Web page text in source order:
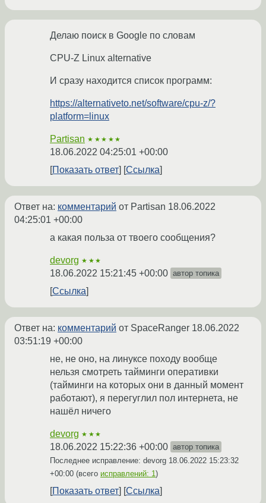
Делаю поиск в Google по словам
CPU-Z Linux alternative
И сразу находится список программ:
https://alternativeto.net/software/cpu-z/?
platform=linux
Partisan ★★★★★
18.06.2022 04:25:01 +00:00
Показать ответ
Ссылка
Ответ на: комментарий от Partisan 18.06.2022
04:25:01 +00:00
а какая польза от твоего сообщения?
devorg ★★★
18.06.2022 15:21:45 +00:00 автор топика
Ссылка
Ответ на: комментарий от SpaceRanger 18.06.2022
03:51:19 +00:00
не, не оно, на линуксе походу вообще
нельзя смотреть тайминги оперативки
(тайминги на которых они в данный момент
работают), я перегуглил пол интернета, не
нашёл ничего
devorg ★★★
18.06.2022 15:22:36 +00:00 автор топика
Последнее исправление: devorg 18.06.2022 15:23:32
+00:00 (всего исправлений: 1)
Показать ответ Ссылка